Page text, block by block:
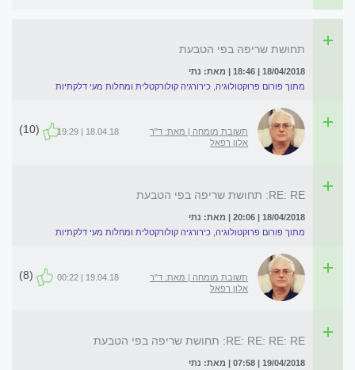
תחושת שריפה בפי הטבעת
18/04/2018 | 18:46 | מאת: נתי
מתוך פורום פרוקטולוגיה, כירורגיה קולורקטלית ומחלות מעי דלקתיות
תשובת מומחה | מאת: ד"ר
אלון רפאל
18.04.18 | 19:29
(10)
RE: RE: תחושת שריפה בפי הטבעת
18/04/2018 | 20:06 | מאת: נתי
מתוך פורום פרוקטולוגיה, כירורגיה קולורקטלית ומחלות מעי דלקתיות
תשובת מומחה | מאת: ד"ר
אלון רפאל
19.04.18 | 00:22
(8)
RE: RE: RE: RE: תחושת שריפה בפי הטבעת
19/04/2018 | 07:58 | מאת: נתי